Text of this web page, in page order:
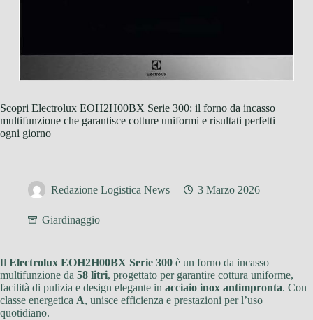
Scopri Electrolux EOH2H00BX Serie 300: il forno da incasso
multifunzione che garantisce cotture uniformi e risultati perfetti
ogni giorno
Redazione Logistica News 3 Marzo 2026
Giardinaggio
Il Electrolux EOH2H00BX Serie 300 è un forno da incasso
multifunzione da 58 litri, progettato per garantire cottura uniforme,
facilità di pulizia e design elegante in acciaio inox antimpronta. Con
classe energetica A, unisce efficienza e prestazioni per l’uso
quotidiano.